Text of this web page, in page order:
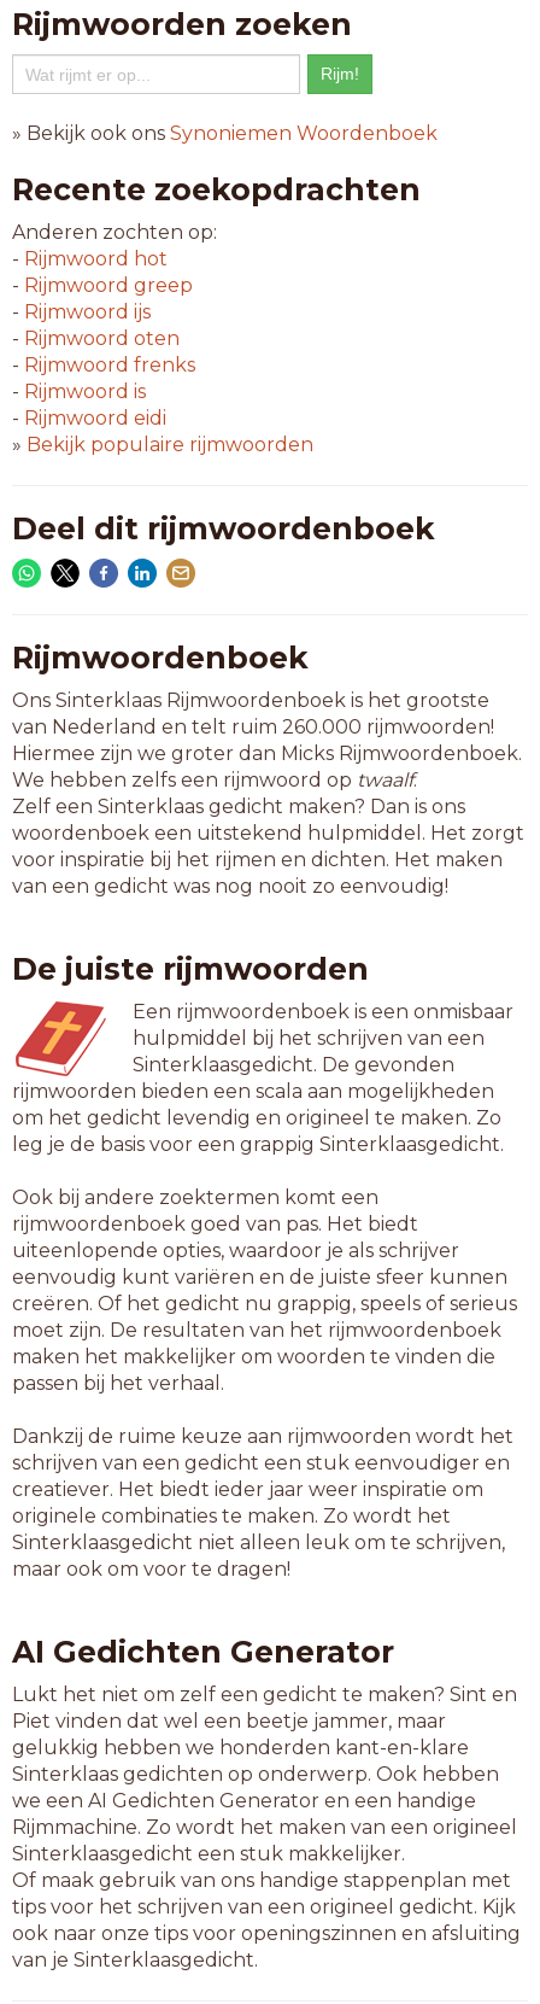
of zo
ziezo
6-letterwoorden
bistro
blanco
cadeau
evenzo
fellow
niveau
waarzo
7-letterwoorden
berceau
chateau
diashow
plateau
plumeau
protozo
tonneau
trumeau
tv-show
8-letterwoorden
autoshow
bungalow
cashflow
chevreau
chowchow
liveshow
overflow
peepshow
roadshow
rockshow
spelshow
talkshow
workflow
9-letterwoorden
cointreau
floorshow
freakshow
kerstshow
lasershow
luchtshow
mediashow
naaktshow
paparazzo
pornoshow
pr-bureau
slibdepot
subniveau
topniveau
vliegshow
werfdepot
zanddepot
zeeniveau
10-letterwoorden
afvaldepot
bouwbureau
clubniveau
datingshow
Rijmwoorden zoeken
» Bekijk ook ons Synoniemen Woordenboek
Recente zoekopdrachten
Anderen zochten op:
- Rijmwoord hot
- Rijmwoord greep
- Rijmwoord ijs
- Rijmwoord oten
- Rijmwoord frenks
- Rijmwoord is
- Rijmwoord eidi
» Bekijk populaire rijmwoorden
Deel dit rijmwoordenboek
Rijmwoordenboek
Ons Sinterklaas Rijmwoordenboek is het grootste
van Nederland en telt ruim 260.000 rijmwoorden!
Hiermee zijn we groter dan Micks Rijmwoordenboek.
We hebben zelfs een rijmwoord op twaalf.
Zelf een Sinterklaas gedicht maken? Dan is ons
woordenboek een uitstekend hulpmiddel. Het zorgt
voor inspiratie bij het rijmen en dichten. Het maken
van een gedicht was nog nooit zo eenvoudig!
De juiste rijmwoorden
Een rijmwoordenboek is een onmisbaar
hulpmiddel bij het schrijven van een
Sinterklaasgedicht. De gevonden
rijmwoorden bieden een scala aan mogelijkheden
om het gedicht levendig en origineel te maken. Zo
leg je de basis voor een grappig Sinterklaasgedicht.
Ook bij andere zoektermen komt een
rijmwoordenboek goed van pas. Het biedt
uiteenlopende opties, waardoor je als schrijver
eenvoudig kunt variëren en de juiste sfeer kunnen
creëren. Of het gedicht nu grappig, speels of serieus
moet zijn. De resultaten van het rijmwoordenboek
maken het makkelijker om woorden te vinden die
passen bij het verhaal.
Dankzij de ruime keuze aan rijmwoorden wordt het
schrijven van een gedicht een stuk eenvoudiger en
creatiever. Het biedt ieder jaar weer inspiratie om
originele combinaties te maken. Zo wordt het
Sinterklaasgedicht niet alleen leuk om te schrijven,
maar ook om voor te dragen!
AI Gedichten Generator
Lukt het niet om zelf een gedicht te maken? Sint en
Piet vinden dat wel een beetje jammer, maar
gelukkig hebben we honderden kant-en-klare
Sinterklaas gedichten op onderwerp. Ook hebben
we een AI Gedichten Generator en een handige
Rijmmachine. Zo wordt het maken van een origineel
Sinterklaasgedicht een stuk makkelijker.
Of maak gebruik van ons handige stappenplan met
tips voor het schrijven van een origineel gedicht. Kijk
ook naar onze tips voor openingszinnen en afsluiting
van je Sinterklaasgedicht.